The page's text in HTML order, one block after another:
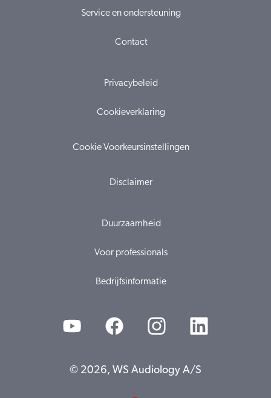
Service en ondersteuning
Contact
Privacybeleid
Cookieverklaring
Cookie Voorkeursinstellingen
Disclaimer
Duurzaamheid
Voor professionals
Bedrijfsinformatie
© 2026, WS Audiology A/S